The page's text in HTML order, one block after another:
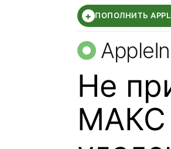
+ ПОПОЛНИТЬ
Не
МАКС